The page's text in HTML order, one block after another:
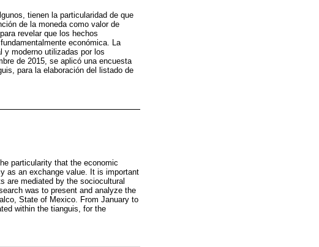
tienen la particularidad de que
de la moneda como valor de
revelar que los hechos
económica. La
y moderno utilizadas por los
de 2015, se aplicó una encuesta
para la elaboración del listado de
particularity that the economic
as an exchange value. It is important
are mediated by the sociocultural
was to present and analyze the
State of Mexico. From January to
within the tianguis, for the